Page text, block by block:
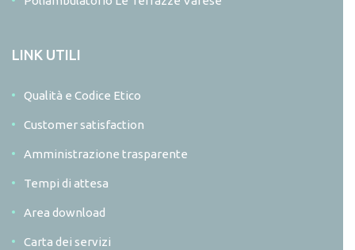
LINK UTILI
Qualità e Codice Etico
Customer satisfaction
Amministrazione trasparente
Tempi di attesa
Area download
Carta dei servizi